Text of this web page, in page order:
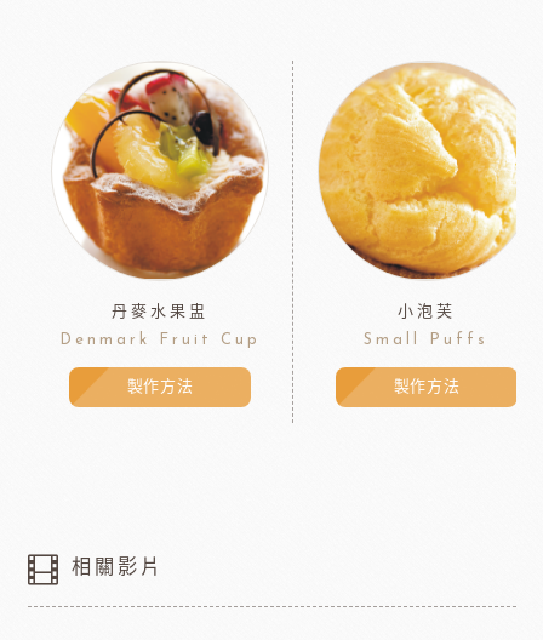
丹麥水果盅
Denmark Fruit Cup
製作方法
小泡芙
Small Puffs
製作方法
相關影片